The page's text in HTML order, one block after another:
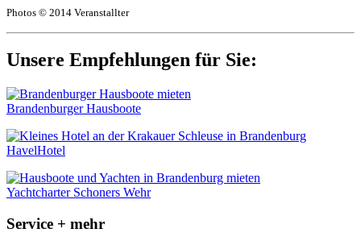
Photos © 2014 Veranstallter
Unsere Empfehlungen für Sie:
Brandenburger Hausboote
HavelHotel
Yachtcharter Schoners Wehr
Service + mehr